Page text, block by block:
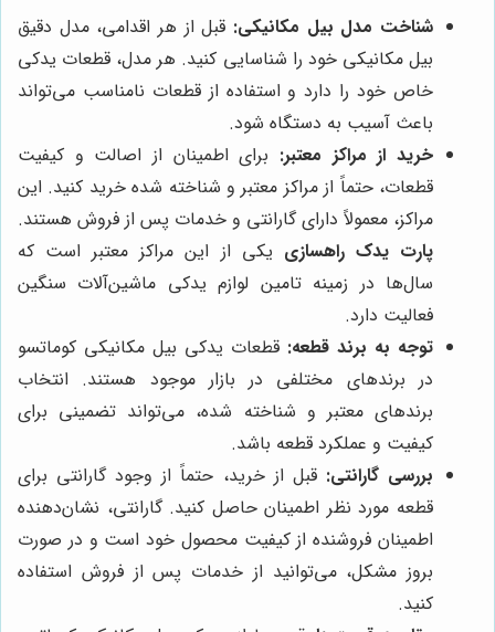
شناخت مدل بیل مکانیکی: قبل از هر اقدامی، مدل دقیق
بیل مکانیکی خود را شناسایی کنید. هر مدل، قطعات یدکی
خاص خود را دارد و استفاده از قطعات نامناسب می‌تواند
باعث آسیب به دستگاه شود.
خرید از مراکز معتبر: برای اطمینان از اصالت و کیفیت
قطعات، حتماً از مراکز معتبر و شناخته شده خرید کنید. این
مراکز، معمولاً دارای گارانتی و خدمات پس از فروش هستند.
پارت یدک راهسازی یکی از این مراکز معتبر است که
سال‌ها در زمینه تامین لوازم یدکی ماشین‌آلات سنگین
فعالیت دارد.
توجه به برند قطعه: قطعات یدکی بیل مکانیکی کوماتسو
در برندهای مختلفی در بازار موجود هستند. انتخاب
برندهای معتبر و شناخته شده، می‌تواند تضمینی برای
کیفیت و عملکرد قطعه باشد.
بررسی گارانتی: قبل از خرید، حتماً از وجود گارانتی برای
قطعه مورد نظر اطمینان حاصل کنید. گارانتی، نشان‌دهنده
اطمینان فروشنده از کیفیت محصول خود است و در صورت
بروز مشکل، می‌توانید از خدمات پس از فروش استفاده
کنید.